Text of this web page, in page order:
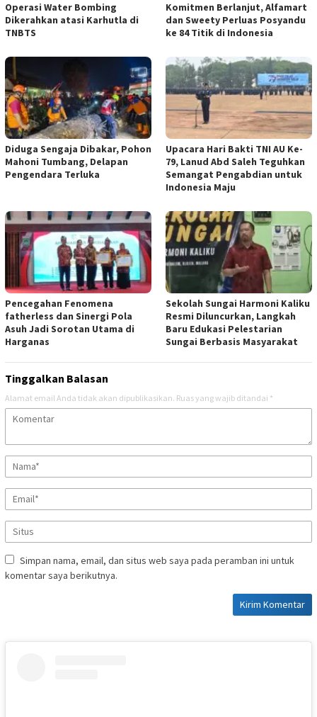
Operasi Water Bombing
Dikerahkan atasi Karhutla di
TNBTS
Komitmen Berlanjut, Alfamart
dan Sweety Perluas Posyandu
ke 84 Titik di Indonesia
Diduga Sengaja Dibakar, Pohon
Mahoni Tumbang, Delapan
Pengendara Terluka
Upacara Hari Bakti TNI AU Ke-
79, Lanud Abd Saleh Teguhkan
Semangat Pengabdian untuk
Indonesia Maju
Pencegahan Fenomena
fatherless dan Sinergi Pola
Asuh Jadi Sorotan Utama di
Harganas
Sekolah Sungai Harmoni Kaliku
Resmi Diluncurkan, Langkah
Baru Edukasi Pelestarian
Sungai Berbasis Masyarakat
Tinggalkan Balasan
Alamat email Anda tidak akan dipublikasikan. Ruas yang wajib ditandai *
Simpan nama, email, dan situs web saya pada peramban ini untuk
komentar saya berikutnya.